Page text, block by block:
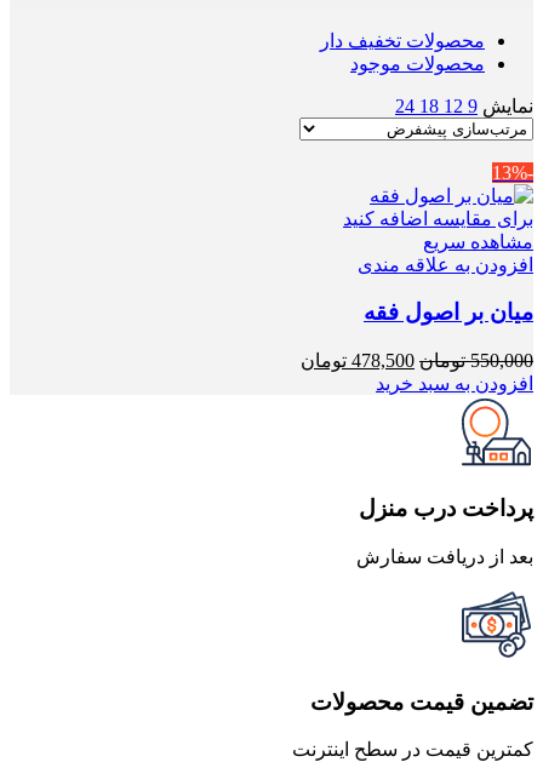
محصولات تخفیف دار
محصولات موجود
نمایش 9
12
18
24
-13%
برای مقایسه اضافه کنید
مشاهده سریع
افزودن به علاقه مندی
میان بر اصول فقه
550,000 تومان قیمت
اصلی
478,500 تومان
افزودن به سبد خرید
پرداخت درب منزل
بعد از دریافت سفارش
تضمین قیمت محصولات
کمترین قیمت در سطح اینترنت